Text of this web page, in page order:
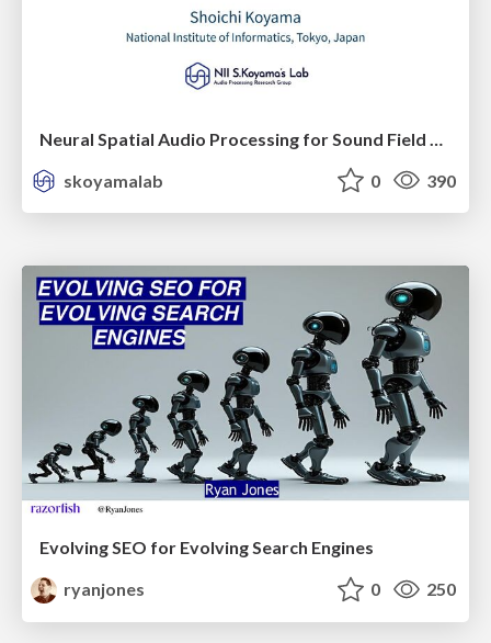
skoyamalab
0 390
Evolving SEO for Evolving Search Engines
ryanjones
0 250